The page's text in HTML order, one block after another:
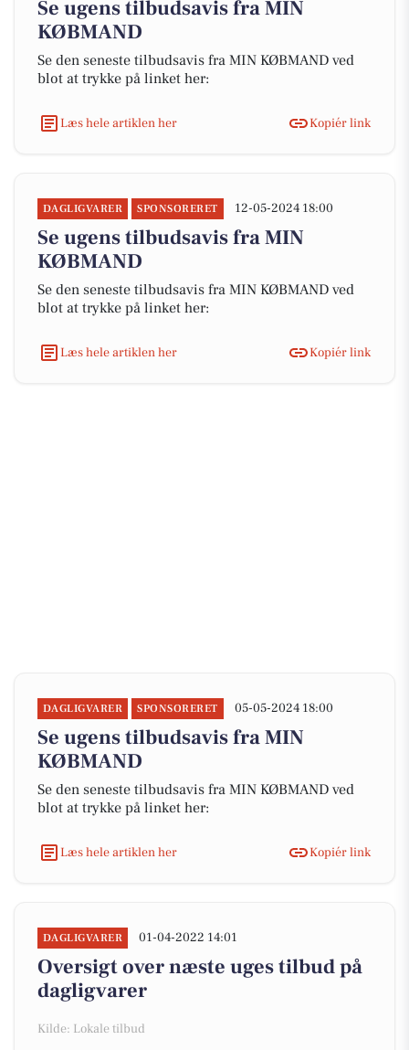
Se ugens tilbudsavis fra MIN
KØBMAND
Se den seneste tilbudsavis fra MIN KØBMAND ved
blot at trykke på linket her:
Læs hele artiklen her Kopiér link
DAGLIGVARER SPONSORERET 12-05-2024 18:00
Se ugens tilbudsavis fra MIN
KØBMAND
Se den seneste tilbudsavis fra MIN KØBMAND ved
blot at trykke på linket her:
Læs hele artiklen her Kopiér link
DAGLIGVARER SPONSORERET 05-05-2024 18:00
Se ugens tilbudsavis fra MIN
KØBMAND
Se den seneste tilbudsavis fra MIN KØBMAND ved
blot at trykke på linket her:
Læs hele artiklen her Kopiér link
DAGLIGVARER 01-04-2022 14:01
Oversigt over næste uges tilbud på
dagligvarer
Kilde: Lokale tilbud